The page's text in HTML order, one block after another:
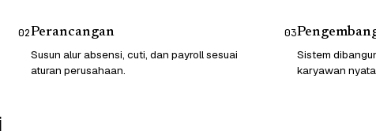
02Perancangan
Susun alur absensi, cuti, dan payroll sesuai
aturan perusahaan.
03
Sistem
karyawan